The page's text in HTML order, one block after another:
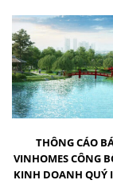
THÔNG CÁO
VINHOMES CÔNG
KINH DOANH QUÝ